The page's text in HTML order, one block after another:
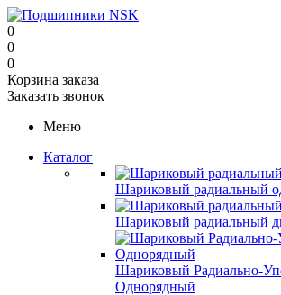
0
0
0
Корзина заказа
Заказать звонок
Меню
Каталог
Шариковый радиальный
Шариковый радиальный
Шариковый Радиально-
Однорядный